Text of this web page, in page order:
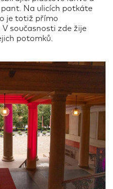
Na ulicích potkáte
je totiž přímo
současnosti zde žije
potomků.